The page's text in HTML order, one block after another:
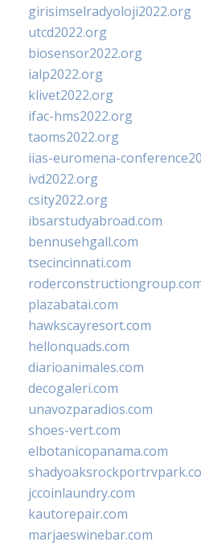
girisimselradyoloji2022.org
utcd2022.org
biosensor2022.org
ialp2022.org
klivet2022.org
ifac-hms2022.org
taoms2022.org
iias-euromena-
ivd2022.org
csity2022.org
ibsarstudyabroad.com
bennusehgall.com
tsecincinnati.com
plazabatai.com
hawkscayresort.com
hellonquads.com
diarioanimales.com
decogaleri.com
unavozparadios.com
shoes-vert.com
elbotanicopanama.com
jccoinlaundry.com
kautorepair.com
marjaeswinebar.com